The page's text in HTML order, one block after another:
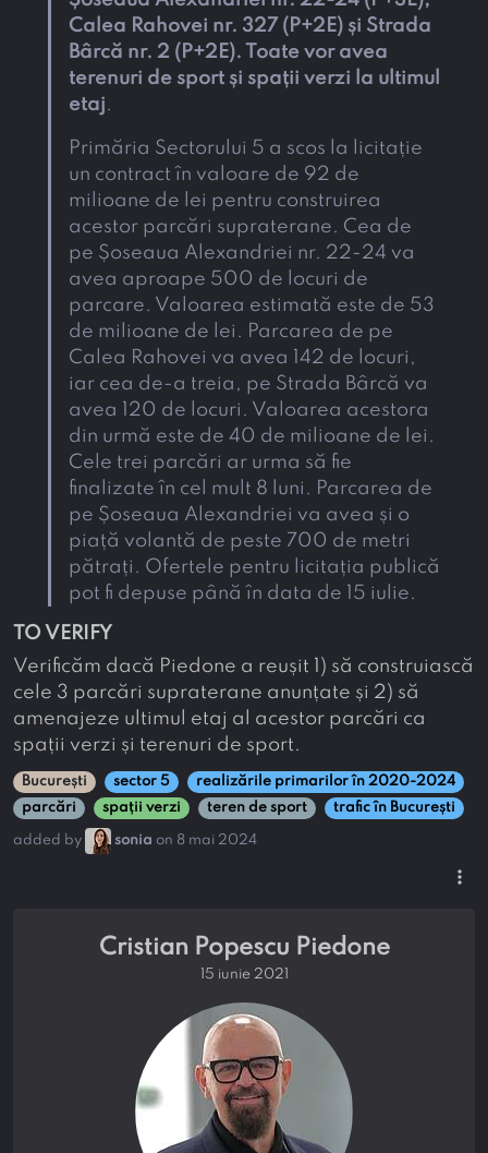
Calea Rahovei nr. 327 (P+2E) și Strada
Bârcă nr. 2 (P+2E). Toate vor avea
terenuri de sport și spații verzi la ultimul
etaj.
Primăria Sectorului 5 a scos la licitație
un contract în valoare de 92 de
milioane de lei pentru construirea
acestor parcări supraterane. Cea de
pe Șoseaua Alexandriei nr. 22-24 va
avea aproape 500 de locuri de
parcare. Valoarea estimată este de 53
de milioane de lei. Parcarea de pe
Calea Rahovei va avea 142 de locuri,
iar cea de-a treia, pe Strada Bârcă va
avea 120 de locuri. Valoarea acestora
din urmă este de 40 de milioane de lei.
Cele trei parcări ar urma să fie
finalizate în cel mult 8 luni. Parcarea de
pe Șoseaua Alexandriei va avea și o
piață volantă de peste 700 de metri
pătrați. Ofertele pentru licitația publică
pot fi depuse până în data de 15 iulie.
TO VERIFY
Verificăm dacă Piedone a reușit 1) să construiască
cele 3 parcări supraterane anunțate și 2) să
amenajeze ultimul etaj al acestor parcări ca
spații verzi și terenuri de sport.
București sector 5
realizările primarilor în 2020-2024
parcări
spații verzi teren de sport trafic în București
added by sonia on 8 mai 2024
more_vert
Cristian Popescu Piedone
15 iunie 2021